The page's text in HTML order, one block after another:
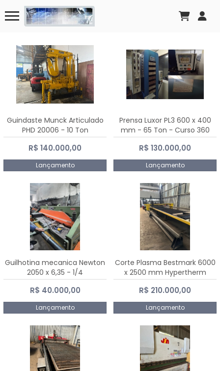
Guindaste Munck Articulado
PHD 20006 - 10 Ton
R$ 140.000,00
Lançamento
Prensa Luxor PL3 600 x 400
mm - 65 Ton - Curso 360
mm
R$ 130.000,00
Lançamento
Guilhotina mecanica Newton
2050 x 6,35 - 1/4
R$ 40.000,00
Lançamento
Corte Plasma Bestmark 6000
x 2500 mm Hypertherm
MaxPro 200
R$ 210.000,00
Lançamento